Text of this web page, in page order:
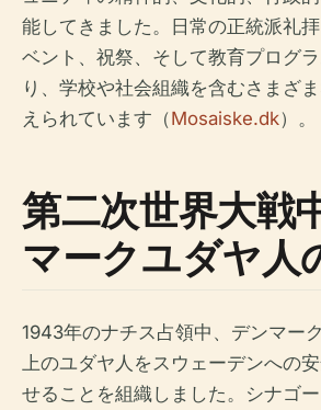
能してきました。日常の正統派礼
ベント、祝祭、そして教育プログ
り、学校や社会組織を含むさまざ
えられています（Mosaiske.dk）。
第二次世界大戦
マークユダヤ人
1943年のナチス占領中、デンマー
上のユダヤ人をスウェーデンへの
せることを組織しました。シナゴ